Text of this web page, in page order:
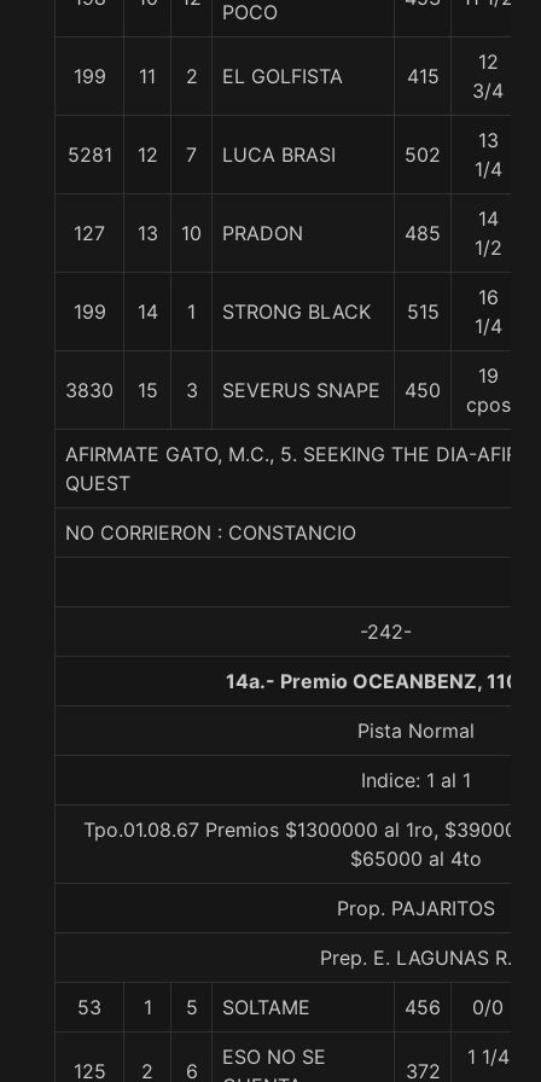
POCO
199 11 2 EL GOLFISTA 415
12
3/4
5281 12 7 LUCA BRASI 502
13
1/4
127 13 10 PRADON 485
14
1/2
199 14 1 STRONG BLACK 515
16
1/4
3830 15 3 SEVERUS SNAPE 450
19
cpos
AFIRMATE GATO, M.C., 5. SEEKING THE DIA-
QUEST
NO CORRIERON : CONSTANCIO
-242-
14a.- Premio OCEANBENZ,
Pista Normal
Indice: 1 al 1
Tpo.01.08.67 Premios $1300000 al 1ro, $390000
$65000 al 4to
Prop. PAJARITOS
Prep. E. LAGUNAS R.
53 1 5 SOLTAME 456 0/0
125 2 6
ESO NO SE
372
1 1/4